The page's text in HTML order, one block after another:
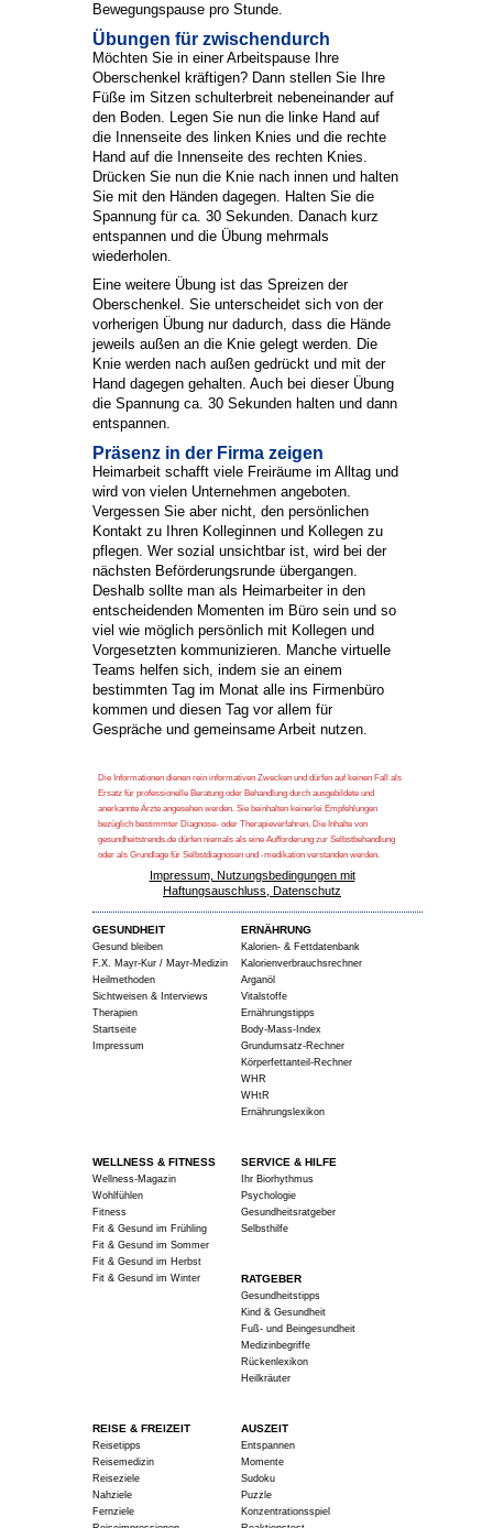
Bewegungspause pro Stunde.
Übungen für zwischendurch
Möchten Sie in einer Arbeitspause Ihre
Oberschenkel kräftigen? Dann stellen Sie Ihre
Füße im Sitzen schulterbreit nebeneinander auf
den Boden. Legen Sie nun die linke Hand auf
die Innenseite des linken Knies und die rechte
Hand auf die Innenseite des rechten Knies.
Drücken Sie nun die Knie nach innen und halten
Sie mit den Händen dagegen. Halten Sie die
Spannung für ca. 30 Sekunden. Danach kurz
entspannen und die Übung mehrmals
wiederholen.
Eine weitere Übung ist das Spreizen der
Oberschenkel. Sie unterscheidet sich von der
vorherigen Übung nur dadurch, dass die Hände
jeweils außen an die Knie gelegt werden. Die
Knie werden nach außen gedrückt und mit der
Hand dagegen gehalten. Auch bei dieser Übung
die Spannung ca. 30 Sekunden halten und dann
entspannen.
Präsenz in der Firma zeigen
Heimarbeit schafft viele Freiräume im Alltag und
wird von vielen Unternehmen angeboten.
Vergessen Sie aber nicht, den persönlichen
Kontakt zu Ihren Kolleginnen und Kollegen zu
pflegen. Wer sozial unsichtbar ist, wird bei der
nächsten Beförderungsrunde übergangen.
Deshalb sollte man als Heimarbeiter in den
entscheidenden Momenten im Büro sein und so
viel wie möglich persönlich mit Kollegen und
Vorgesetzten kommunizieren. Manche virtuelle
Teams helfen sich, indem sie an einem
bestimmten Tag im Monat alle ins Firmenbüro
kommen und diesen Tag vor allem für
Gespräche und gemeinsame Arbeit nutzen.
Die Informationen dienen rein informativen Zwecken und dürfen auf keinen Fall als
Ersatz für professionelle Beratung oder Behandlung durch ausgebildete und
anerkannte Ärzte angesehen werden. Sie beinhalten keinerlei Empfehlungen
bezüglich bestimmter Diagnose- oder Therapieverfahren. Die Inhalte von
gesundheitstrends.de dürfen niemals als eine Aufforderung zur Selbstbehandlung
oder als Grundlage für Selbstdiagnosen und -medikation verstanden werden.
Impressum, Nutzungsbedingungen mit
Haftungsauschluss, Datenschutz
GESUNDHEIT
Gesund bleiben
F.X. Mayr-Kur / Mayr-Medizin
Heilmethoden
Sichtweisen & Interviews
Therapien
Startseite
Impressum
ERNÄHRUNG
Kalorien- & Fettdatenbank
Kalorienverbrauchsrechner
Arganöl
Vitalstoffe
Ernährungstipps
Body-Mass-Index
Grundumsatz-Rechner
Körperfettanteil-Rechner
WHR
WHtR
Ernährungslexikon
WELLNESS & FITNESS
Wellness-Magazin
Wohlfühlen
Fitness
Fit & Gesund im Frühling
Fit & Gesund im Sommer
Fit & Gesund im Herbst
Fit & Gesund im Winter
SERVICE & HILFE
Ihr Biorhythmus
Psychologie
Gesundheitsratgeber
Selbsthilfe
RATGEBER
Gesundheitstipps
Kind & Gesundheit
Fuß- und Beingesundheit
Medizinbegriffe
Rückenlexikon
Heilkräuter
REISE & FREIZEIT
Reisetipps
Reisemedizin
Reiseziele
Nahziele
Fernziele
AUSZEIT
Entspannen
Momente
Sudoku
Puzzle
Konzentrationsspiel